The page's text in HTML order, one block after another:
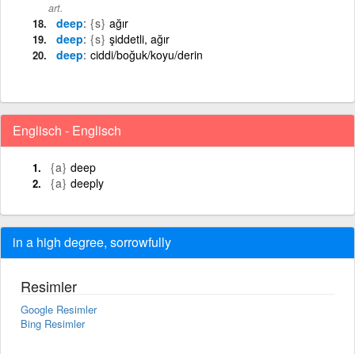
art.
deep {s} ağır
deep {s} şiddetli, ağır
deep ciddi/boğuk/koyu/derin
Englisch - Englisch
{a} deep
{a} deeply
in a high degree, sorrowfully
Resimler
Google Resimler
Bing Resimler